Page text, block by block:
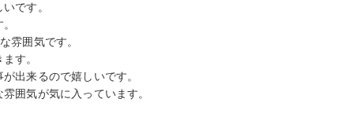
です。
雰囲気です。
す。
出来るので嬉しいです。
囲気が気に入っています。